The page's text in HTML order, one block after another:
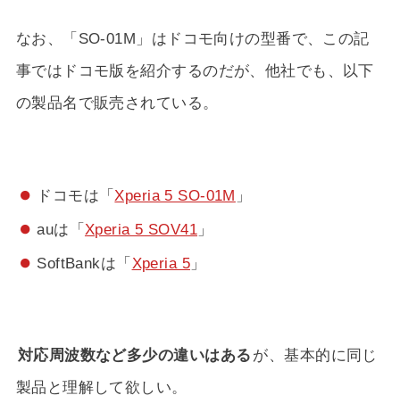
なお、「SO-01M」はドコモ向けの型番で、この記
事ではドコモ版を紹介するのだが、他社でも、以下
の製品名で販売されている。
ドコモは「Xperia 5 SO-01M 」
auは「Xperia 5 SOV41 」
SoftBankは「Xperia 5 」
対応周波数など多少の違いはある が、基本的に同じ
製品と理解して欲しい。